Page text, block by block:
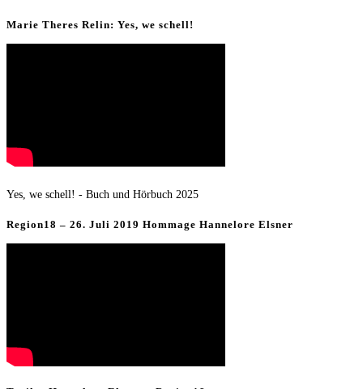
Marie Theres Relin: Yes, we schell!
Yes, we schell! - Buch und Hörbuch 2025
Region18 – 26. Juli 2019 Hommage Hannelore Elsner